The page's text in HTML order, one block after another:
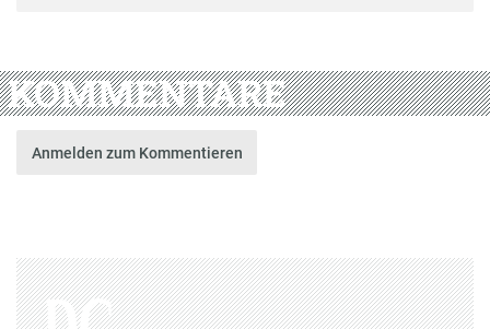
KOMMENTARE
Anmelden zum Kommentieren